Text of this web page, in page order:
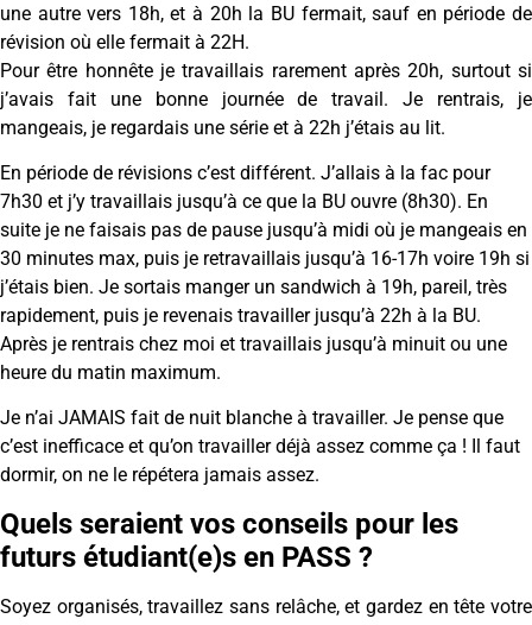
une autre vers 18h, et à 20h la BU fermait, sauf en période de
révision où elle fermait à 22H.
Pour être honnête je travaillais rarement après 20h, surtout si
j’avais fait une bonne journée de travail. Je rentrais, je
mangeais, je regardais une série et à 22h j’étais au lit.
En période de révisions c’est différent. J’allais à la fac pour
7h30 et j’y travaillais jusqu’à ce que la BU ouvre (8h30). En
suite je ne faisais pas de pause jusqu’à midi où je mangeais en
30 minutes max, puis je retravaillais jusqu’à 16-17h voire 19h si
j’étais bien. Je sortais manger un sandwich à 19h, pareil, très
rapidement, puis je revenais travailler jusqu’à 22h à la BU.
Après je rentrais chez moi et travaillais jusqu’à minuit ou une
heure du matin maximum.
Je n’ai JAMAIS fait de nuit blanche à travailler. Je pense que
c’est inefficace et qu’on travailler déjà assez comme ça ! Il faut
dormir, on ne le répétera jamais assez.
Quels seraient vos conseils pour les
futurs étudiant(e)s en PASS ?
Soyez organisés, travaillez sans relâche, et gardez en tête votre